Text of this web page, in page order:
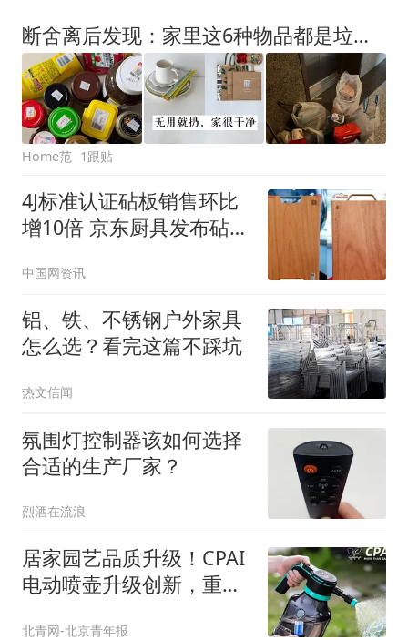
断舍离后发现：家里这6种物品都是垃圾，鸡肋难用还占地方
Home范 1跟贴
4J标准认证砧板销售环比
增10倍 京东厨具发布砧板
中国网资讯
铝、铁、不锈钢户外家具
怎么选？看完这篇不踩坑
热文信闻
氛围灯控制器该如何选择
合适的生产厂家？
烈酒在流浪
居家园艺品质升级！CPAI
电动喷壶升级创新，重塑
北青网-北京青年报